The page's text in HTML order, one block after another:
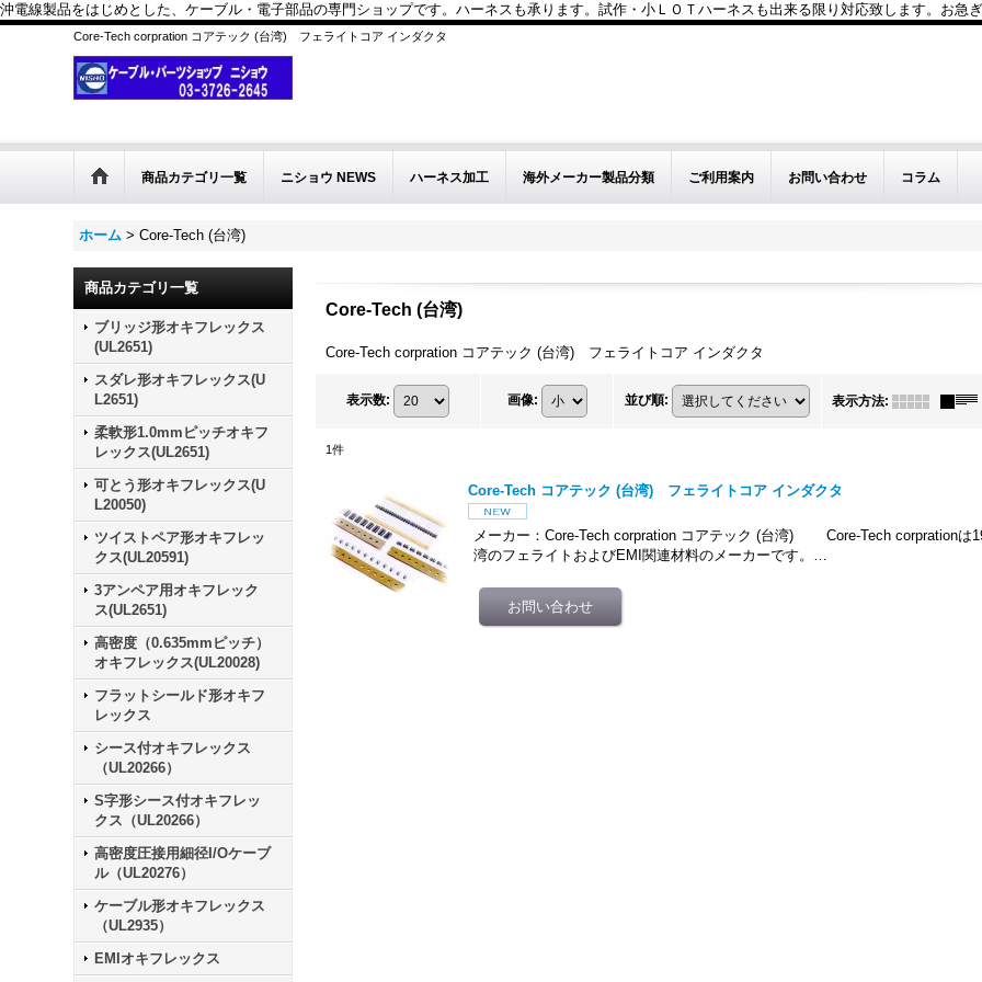
沖電線製品をはじめとした、ケーブル・電子部品の専門ショップです。ハーネスも承ります。試作・小ＬＯＴハーネスも出来る限り対応致します。お急
Core-Tech corpration コアテック (台湾) フェライトコア インダクタ
商品カテゴリ一覧 ニショウ NEWS ハーネス加工 海外メーカー製品分類 ご利用案内 お問い合わせ コラム
ホーム > Core-Tech (台湾)
商品カテゴリ一覧
ブリッジ形オキフレックス
(UL2651)
スダレ形オキフレックス(U
L2651)
柔軟形1.0mmピッチオキフ
レックス(UL2651)
可とう形オキフレックス(U
L20050)
ツイストペア形オキフレッ
クス(UL20591)
3アンペア用オキフレック
ス(UL2651)
高密度（0.635mmピッチ）
オキフレックス(UL20028)
フラットシールド形オキフ
レックス
シース付オキフレックス
（UL20266）
S字形シース付オキフレッ
クス（UL20266）
高密度圧接用細径I/Oケーブ
ル（UL20276）
ケーブル形オキフレックス
（UL2935）
EMIオキフレックス
Core-Tech (台湾)
Core-Tech corpration コアテック (台湾) フェライトコア インダクタ
表示数: 画像: 並び順: 表示方法:
1件
Core-Tech コアテック (台湾) フェライトコア インダクタ
メーカー：Core-Tech corpration コアテック (台湾) Core-Tech corprationは
湾のフェライトおよびEMI関連材料のメーカーです。…